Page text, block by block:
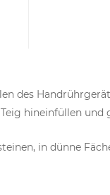
des
hineinfüllen und
in dünne